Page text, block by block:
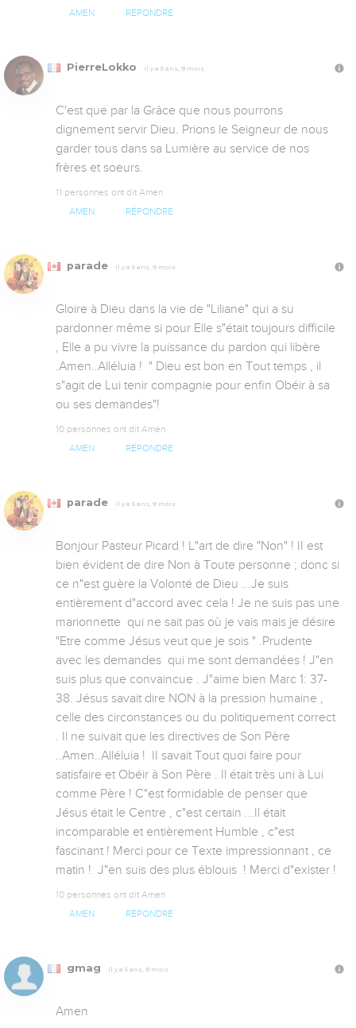
AMEN RÉPONDRE
PierreLokko Il y a 5 ans, 9 mois
C'est que par la Grâce que nous pourrons
dignement servir Dieu. Prions le Seigneur de nous
garder tous dans sa Lumière au service de nos
frères et soeurs.
11 personnes ont dit Amen
AMEN RÉPONDRE
parade Il y a 5 ans, 9 mois
Gloire à Dieu dans la vie de "Liliane" qui a su
pardonner même si pour Elle s"était toujours difficile
, Elle a pu vivre la puissance du pardon qui libère
.Amen..Alléluia !  " Dieu est bon en Tout temps , il
s"agit de Lui tenir compagnie pour enfin Obéir à sa
ou ses demandes"!
10 personnes ont dit Amen
AMEN RÉPONDRE
parade Il y a 5 ans, 9 mois
Bonjour Pasteur Picard ! L"art de dire "Non" ! II est
bien évident de dire Non à Toute personne ; donc si
ce n"est guère la Volonté de Dieu ...Je suis
entièrement d"accord avec cela ! Je ne suis pas une
marionnette  qui ne sait pas où je vais mais je désire
"Etre comme Jésus veut que je sois " .Prudente
avec les demandes  qui me sont demandées ! J"en
suis plus que convaincue . J"aime bien Marc 1: 37-
38. Jésus savait dire NON à la pression humaine ,
celle des circonstances ou du politiquement correct
. Il ne suivait que les directives de Son Père
..Amen..Alléluia !  II savait Tout quoi faire pour
satisfaire et Obéir à Son Père . Il était très uni à Lui
comme Père ! C"est formidable de penser que
Jésus était le Centre , c"est certain ...Il était
incomparable et entièrement Humble , c"est
fascinant ! Merci pour ce Texte impressionnant , ce
matin !  J"en suis des plus éblouis  ! Merci d"exister !
10 personnes ont dit Amen
AMEN RÉPONDRE
gmag Il y a 5 ans, 9 mois
Amen